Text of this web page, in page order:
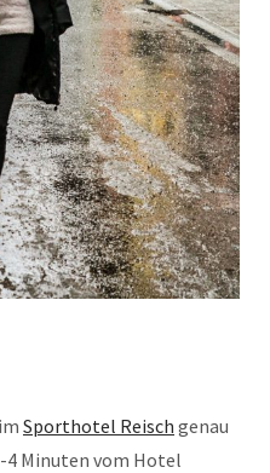
Sporthotel Reisch genau
Minuten vom Hotel